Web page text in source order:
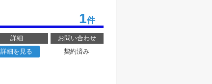
1件
詳細
お問い合わせ
詳細を見る
契約済み